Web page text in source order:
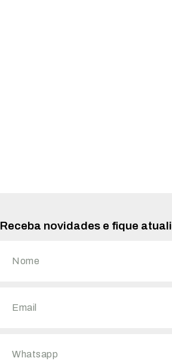
Receba novidades e fique